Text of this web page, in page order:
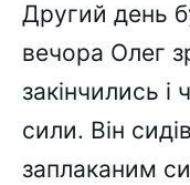
Другий день
вечора Олег
закінчились і
сили. Він
заплаканим